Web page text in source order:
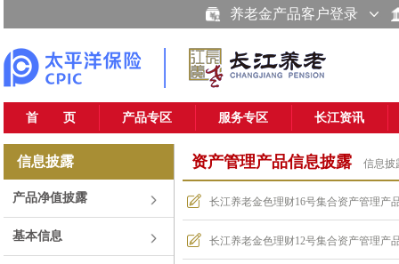
养老金产品客户登录
首 页 产品专区 服务专区 长江资讯
信息披露
产品净值披露
基本信息
资产管理产品信息披露 信息披
长江养老金色理财16号集合资产管理产
长江养老金色理财12号集合资产管理产